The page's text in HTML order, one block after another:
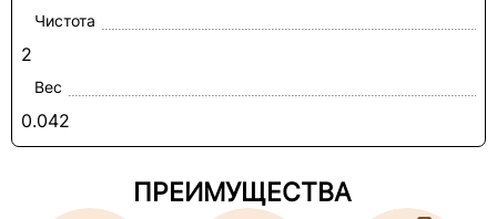
Чистота
2
Вес
0.042
ПРЕИМУЩЕСТВА